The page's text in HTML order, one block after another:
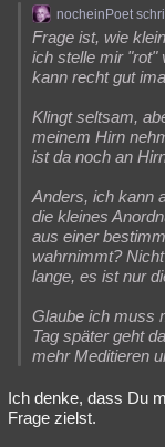
nocheinPoet
Frage ist, wie
ich stelle mir "rot"
kann recht gut
Klingt seltsam,
meinem Hirn
ist da noch an
Anders, ich kann
die kleines
aus einer
wahrnimmt?
lange, es ist nur
Glaube ich muss
Tag später geht
mehr Meditieren
Ich denke, dass Du
Frage zielst.